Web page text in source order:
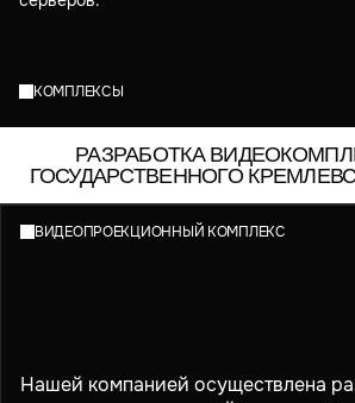
КОМПЛЕКСЫ
РАЗРАБОТКА
ГОСУДАРСТВЕННОГО
ВИДЕОПРОЕКЦИОННЫЙ КОМПЛЕКС
Нашей компанией осуществлена